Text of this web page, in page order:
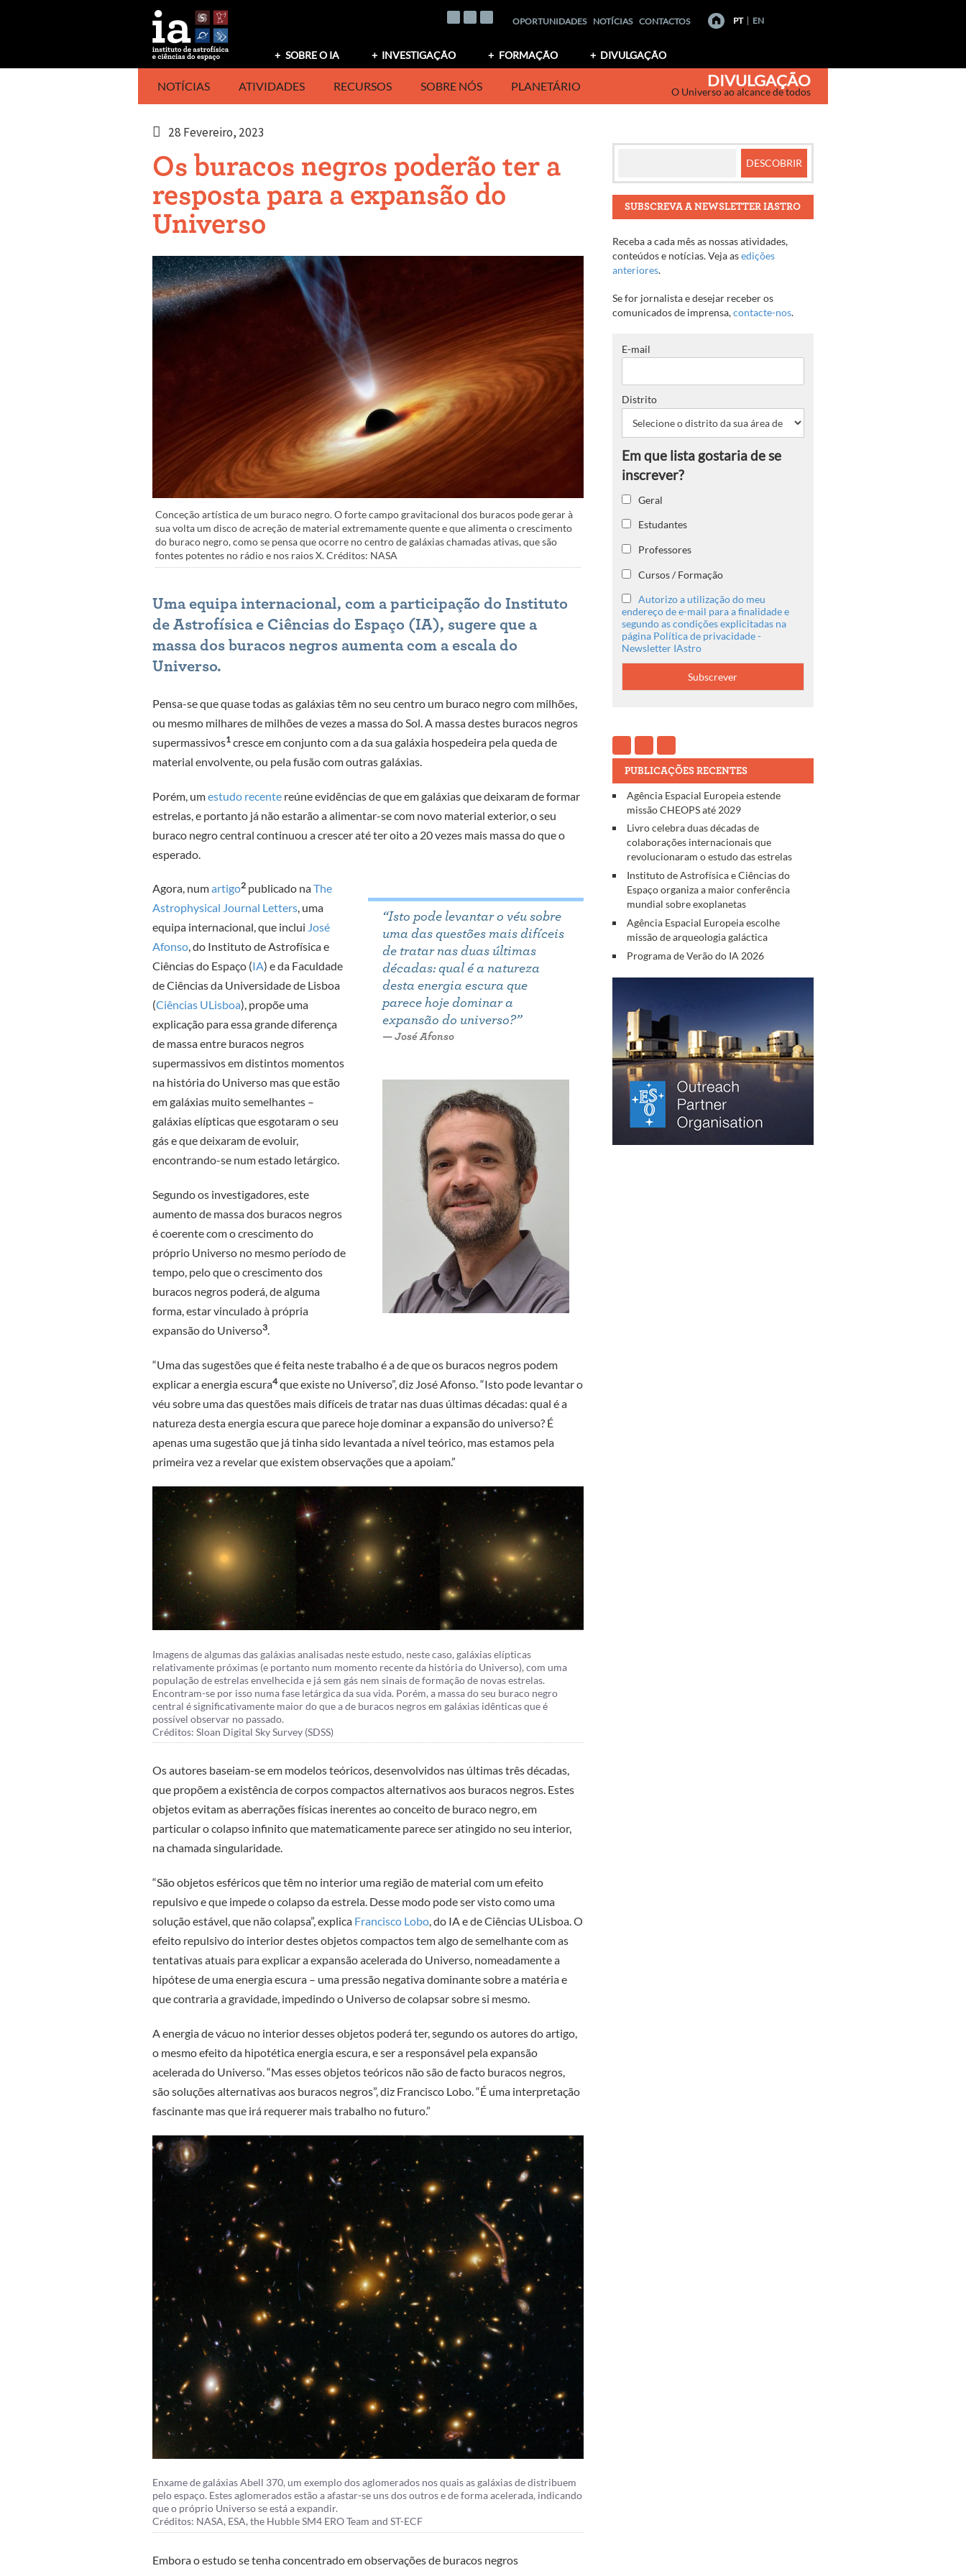
OPORTUNIDADES NOTÍCIAS CONTACTOS PT EN
SOBRE O IA INVESTIGAÇÃO FORMAÇÃO DIVULGAÇÃO
NOTÍCIAS ATIVIDADES RECURSOS SOBRE NÓS PLANETÁRIO DIVULGAÇÃO
O Universo ao alcance de todos
28 Fevereiro, 2023
Os buracos negros poderão ter a
resposta para a expansão do
Universo
Conceção artística de um buraco negro. O forte campo gravitacional dos buracos pode gerar à
sua volta um disco de acreção de material extremamente quente e que alimenta o crescimento
do buraco negro, como se pensa que ocorre no centro de galáxias chamadas ativas, que são
fontes potentes no rádio e nos raios X. Créditos: NASA
Uma equipa internacional, com a participação do Instituto
de Astrofísica e Ciências do Espaço (IA), sugere que a
massa dos buracos negros aumenta com a escala do
Universo.
Pensa-se que quase todas as galáxias têm no seu centro um buraco negro com milhões,
ou mesmo milhares de milhões de vezes a massa do Sol. A massa destes buracos negros
supermassivos1 cresce em conjunto com a da sua galáxia hospedeira pela queda de
material envolvente, ou pela fusão com outras galáxias.
Porém, umestudo recente reúne evidências de que em galáxias que deixaram de formar
estrelas, e portanto já não estarão a alimentar-se com novo material exterior, o seu
buraco negro central continuou a crescer até ter oito a 20 vezes mais massa do que o
esperado.
“Isto pode levantar o véu sobre
uma das questões mais difíceis
de tratar nas duas últimas
décadas: qual é a natureza
desta energia escura que
parece hoje dominar a
expansão do universo?”
José Afonso
Agora, numartigo2 publicado naThe
Astrophysical Journal Letters, uma
equipa internacional, que inclui José
Afonso, do Instituto de Astrofísica e
Ciências do Espaço (IA) e da Faculdade
de Ciências da Universidade de Lisboa
(Ciências ULisboa), propõe uma
explicação para essa grande diferença
de massa entre buracos negros
supermassivos em distintos momentos
na história do Universo mas que estão
em galáxias muito semelhantes –
galáxias elípticas que esgotaram o seu
gás e que deixaram de evoluir,
encontrando-se num estado letárgico.
Segundo os investigadores, este
aumento de massa dos buracos negros
é coerente com o crescimento do
próprio Universo no mesmo período de
tempo, pelo que o crescimento dos
buracos negros poderá, de alguma
forma, estar vinculado à própria
expansão do Universo3.
“Uma das sugestões que é feita neste trabalho é a de que os buracos negros podem
explicar a energia escura4que existe no Universo”, diz José Afonso. “Isto pode levantar o
véu sobre uma das questões mais difíceis de tratar nas duas últimas décadas: qual é a
natureza desta energia escura que parece hoje dominar a expansão do universo? É
apenas uma sugestão que já tinha sido levantada a nível teórico, mas estamos pela
primeira vez a revelar que existem observações que a apoiam.”
Imagens de algumas das galáxias analisadas neste estudo, neste caso, galáxias elípticas
relativamente próximas (e portanto num momento recente da história do Universo), com uma
população de estrelas envelhecida e já sem gás nem sinais de formação de novas estrelas.
Encontram-se por isso numa fase letárgica da sua vida. Porém, a massa do seu buraco negro
central é significativamente maior do que a de buracos negros em galáxias idênticas que é
possível observar no passado.
Créditos: Sloan Digital Sky Survey (SDSS)
Os autores baseiam-se em modelos teóricos, desenvolvidos nas últimas três décadas,
que propõem a existência de corpos compactos alternativos aos buracos negros. Estes
objetos evitam as aberrações físicas inerentes ao conceito de buraco negro, em
particular o colapso infinito que matematicamente parece ser atingido no seu interior,
na chamada singularidade.
“São objetos esféricos que têm no interior uma região de material com um efeito
repulsivo e que impede o colapso da estrela. Desse modo pode ser visto como uma
solução estável, que não colapsa”, explica Francisco Lobo, do IA e de Ciências ULisboa. O
efeito repulsivo do interior destes objetos compactos tem algo de semelhante com as
tentativas atuais para explicar a expansão acelerada do Universo, nomeadamente a
hipótese de uma energia escura – uma pressão negativa dominante sobre a matéria e
que contraria a gravidade, impedindo o Universo de colapsar sobre si mesmo.
A energia de vácuo no interior desses objetos poderá ter, segundo os autores do artigo,
o mesmo efeito da hipotética energia escura, e ser a responsável pela expansão
acelerada do Universo. “Mas esses objetos teóricos não são de facto buracos negros,
são soluções alternativas aos buracos negros”, diz Francisco Lobo. “É uma interpretação
fascinante mas que irá requerer mais trabalho no futuro.”
Enxame de galáxias Abell 370, um exemplo dos aglomerados nos quais as galáxias de distribuem
pelo espaço. Estes aglomerados estão a afastar-se uns dos outros e de forma acelerada, indicando
que o próprio Universo se está a expandir.
Créditos: NASA, ESA, the Hubble SM4 ERO Team and ST-ECF
Embora o estudo se tenha concentrado em observações de buracos negros
SUBSCREVA A NEWSLETTER IASTRO
Receba a cada mês as nossas atividades,
conteúdos e notícias. Veja asedições
anteriores.
Se for jornalista e desejar receber os
comunicados de imprensa,contacte-nos.
E-mail
Distrito
Geral
Estudantes
Professores
Cursos / Formação
Autorizo a utilização do meu
endereço de e-mail para a finalidade e
segundo as condições explicitadas na
página Política de privacidade -
Newsletter IAstro
PUBLICAÇÕES RECENTES
Agência Espacial Europeia estende
missão CHEOPS até 2029
Livro celebra duas décadas de
colaborações internacionais que
revolucionaram o estudo das estrelas
Instituto de Astrofísica e Ciências do
Espaço organiza a maior conferência
mundial sobre exoplanetas
Agência Espacial Europeia escolhe
missão de arqueologia galáctica
Programa de Verão do IA 2026